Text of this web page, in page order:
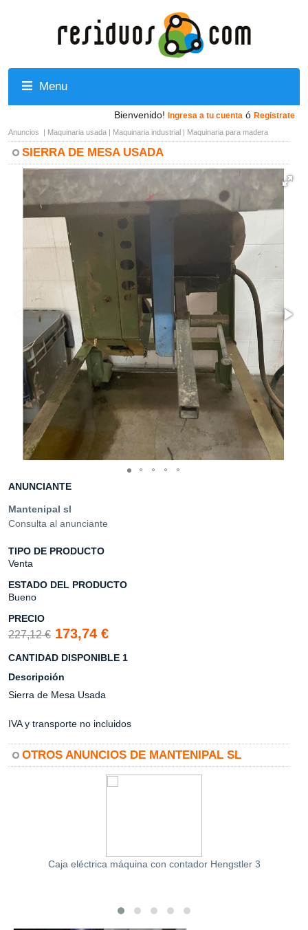
Menu
Bienvenido! Ingresa a tu cuenta ó Registrate
Anuncios | Maquinaria usada | Maquinaria industrial | Maquinaria para madera
SIERRA DE MESA USADA
ANUNCIANTE
Mantenipal sl
Consulta al anunciante
TIPO DE PRODUCTO
Venta
ESTADO DEL PRODUCTO
Bueno
PRECIO
227,12 € 173,74 €
CANTIDAD DISPONIBLE 1
Descripción
Sierra de Mesa Usada
IVA y transporte no incluidos
OTROS ANUNCIOS DE MANTENIPAL SL
Caja eléctrica máquina con contador Hengstler 3